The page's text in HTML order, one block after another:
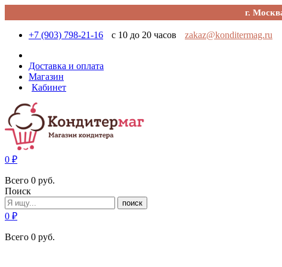
г.
+7 (903) 798-21-16 с 10 до 20 часов zakaz@konditermag.ru
Доставка и оплата
Магазин
Кабинет
0 ₽
Всего 0 руб.
Поиск
поиск
0 ₽
Всего 0 руб.